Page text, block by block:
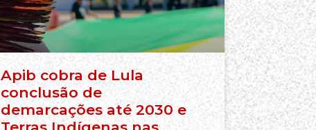
Apib cobra de Lula
conclusão de
demarcações até 2030 e